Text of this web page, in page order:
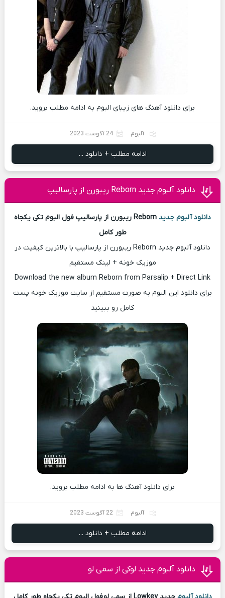
برای دانلود آهنگ های زیبای البوم به ادامه مطلب بروید.
آلبوم 24 آگوست 2023
ادامه مطلب + دانلود ...
دانلود آلبوم جدید Reborn ریبورن از پارسالیپ
دانلود آلبوم جدید
Reborn ریبورن از پارسالیپ فول البوم تکی یکجاه
طور کامل
دانلود آلبوم جدید Reborn ریبورن از پارسالیپ با بالاترین کیفیت در
موزیک خونه + لینک مستقیم
Download the new album Reborn from Parsalip + Direct Link
برای دانلود این البوم به صورت مستقیم از سایت موزیک خونه پست
کامل رو ببینید
برای دانلود آهنگ ها به ادامه مطلب بروید.
آلبوم 22 آگوست 2023
ادامه مطلب + دانلود ...
دانلود آلبوم جدید لوکی از سمی لو